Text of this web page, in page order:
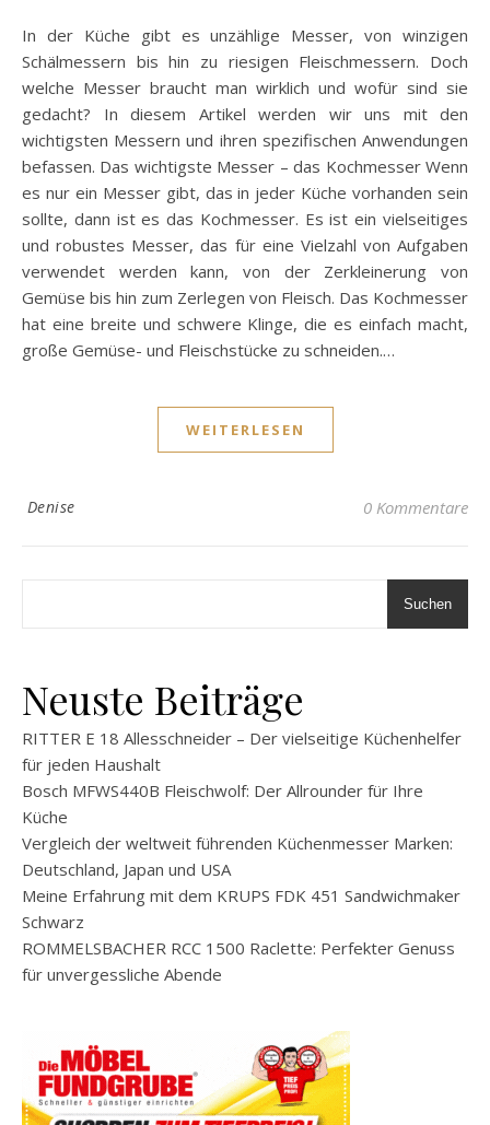
In der Küche gibt es unzählige Messer, von winzigen
Schälmessern bis hin zu riesigen Fleischmessern. Doch
welche Messer braucht man wirklich und wofür sind sie
gedacht? In diesem Artikel werden wir uns mit den
wichtigsten Messern und ihren spezifischen Anwendungen
befassen. Das wichtigste Messer – das Kochmesser Wenn
es nur ein Messer gibt, das in jeder Küche vorhanden sein
sollte, dann ist es das Kochmesser. Es ist ein vielseitiges
und robustes Messer, das für eine Vielzahl von Aufgaben
verwendet werden kann, von der Zerkleinerung von
Gemüse bis hin zum Zerlegen von Fleisch. Das Kochmesser
hat eine breite und schwere Klinge, die es einfach macht,
große Gemüse- und Fleischstücke zu schneiden.…
WEITERLESEN
Denise 0 Kommentare
Suchen
Neuste Beiträge
RITTER E 18 Allesschneider – Der vielseitige Küchenhelfer
für jeden Haushalt
Bosch MFWS440B Fleischwolf: Der Allrounder für Ihre
Küche
Vergleich der weltweit führenden Küchenmesser Marken:
Deutschland, Japan und USA
Meine Erfahrung mit dem KRUPS FDK 451 Sandwichmaker
Schwarz
ROMMELSBACHER RCC 1500 Raclette: Perfekter Genuss
für unvergessliche Abende